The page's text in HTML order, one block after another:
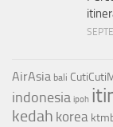
AirAsia bali
indonesia ipoh
kedah korea